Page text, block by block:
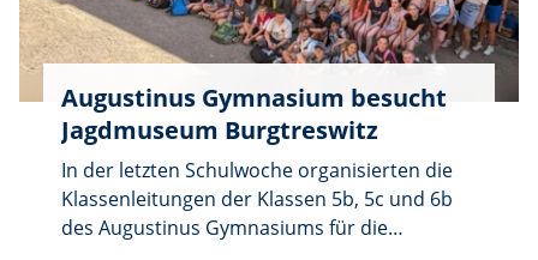
Augustinus Gymnasium besucht
Jagdmuseum Burgtreswitz
In der letzten Schulwoche organisierten die
Klassenleitungen der Klassen 5b, 5c und 6b
des Augustinus Gymnasiums für die